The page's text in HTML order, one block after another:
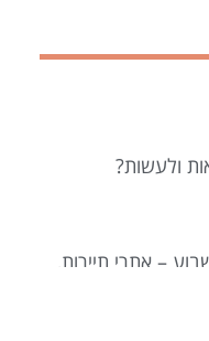
ולעשות?
– אתרי תיירות,